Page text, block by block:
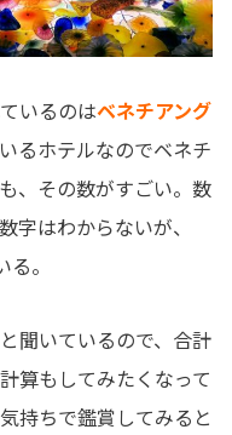
いるのはベネチアング
るホテルなのでベネチ
、その数がすごい。数
字はわからないが、
。
聞いているので、合計
算もしてみたくなって
持ちで鑑賞してみると